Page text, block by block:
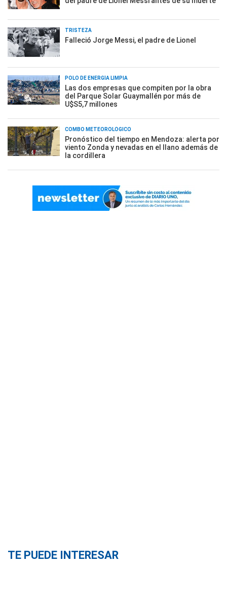
TRISTEZA
Falleció Jorge Messi, el padre de Lionel
POLO DE ENERGÍA LIMPIA
Las dos empresas que compiten por la obra
del Parque Solar Guaymallén por más de
U$S5,7 millones
COMBO METEOROLÓGICO
Pronóstico del tiempo en Mendoza: alerta por
viento Zonda y nevadas en el llano además de
la cordillera
TE PUEDE INTERESAR